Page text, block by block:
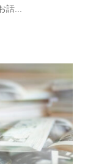
話...